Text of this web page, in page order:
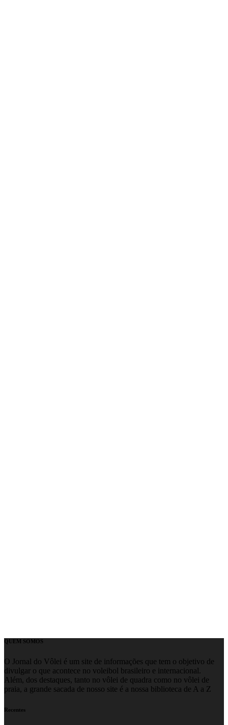
QUEM SOMOS
O Jornal do Vôlei é um site de informações que tem o objetivo de
divulgar o que acontece no voleibol brasileiro e internacional.
Além, dos destaques, tanto no vôlei de quadra como no vôlei de
praia, a grande sacada de nosso site é a nossa biblioteca de A a Z
Recentes